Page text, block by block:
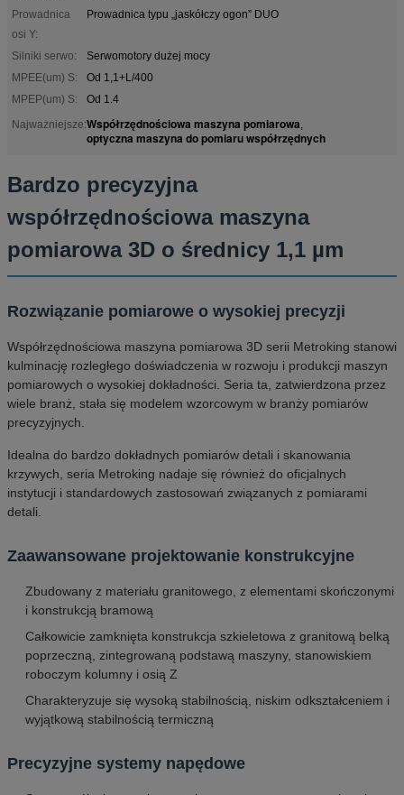
Prowadnica
osi Y:
Prowadnica typu „jaskółczy ogon” DUO
Silniki serwo:
Serwomotory dużej mocy
MPEE(um) S:
Od 1,1+L/400
MPEP(um) S:
Od 1.4
Najważniejsze:Współrzędnościowa maszyna pomiarowa,
optyczna maszyna do pomiaru współrzędnych
Bardzo precyzyjna
współrzędnościowa maszyna
pomiarowa 3D o średnicy 1,1 µm
Rozwiązanie pomiarowe o wysokiej precyzji
Współrzędnościowa maszyna pomiarowa 3D serii Metroking stanowi
kulminację rozległego doświadczenia w rozwoju i produkcji maszyn
pomiarowych o wysokiej dokładności. Seria ta, zatwierdzona przez
wiele branż, stała się modelem wzorcowym w branży pomiarów
precyzyjnych.
Idealna do bardzo dokładnych pomiarów detali i skanowania
krzywych, seria Metroking nadaje się również do oficjalnych
instytucji i standardowych zastosowań związanych z pomiarami
detali.
Zaawansowane projektowanie konstrukcyjne
Zbudowany z materiału granitowego, z elementami skończonymi
i konstrukcją bramową
Całkowicie zamknięta konstrukcja szkieletowa z granitową belką
poprzeczną, zintegrowaną podstawą maszyny, stanowiskiem
roboczym kolumny i osią Z
Charakteryzuje się wysoką stabilnością, niskim odkształceniem i
wyjątkową stabilnością termiczną
Precyzyjne systemy napędowe